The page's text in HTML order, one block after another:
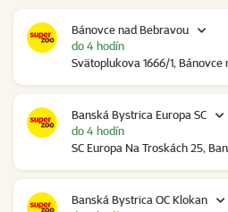
Bánovce nad Bebravou
Svätoplukova 1666/1, Bánovce
do 4 hodín
Banská Bystrica Europa SC
SC Europa Na Troskách 25,
do 4 hodín
Banská Bystrica OC Klokan